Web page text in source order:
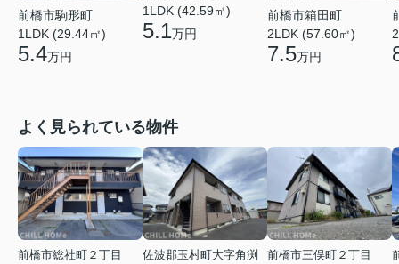
前橋市駒形町
1LDK (29.44㎡)
5.4万円
1LDK (42.59㎡)
5.1万円
前橋市箱田町
2LDK (57.60㎡)
7.5万円
よく見られている物件
前橋市総社町２丁目
佐波郡玉村町大字角渕
前橋市三俣町２丁目